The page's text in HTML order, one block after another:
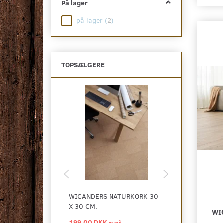
På lager
på lager (2)
TOPSÆLGERE
WICANDERS NATURKORK 30
X 30 CM.
2